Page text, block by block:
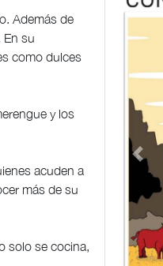
Además de
En su
como dulces
y los
acuden a
más de su
solo se cocina,